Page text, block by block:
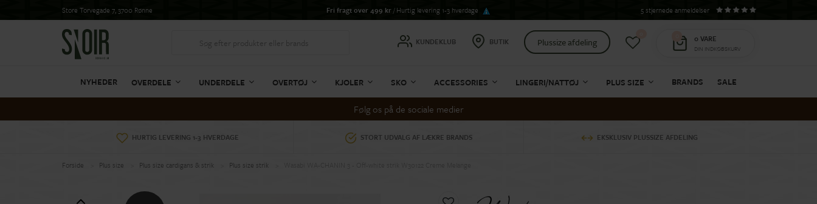
Store Torvegade 7, 3700 Rønne Fri fragt over 499 kr/ Hurtig levering 1-3 hverdage 5 stjernede anmeldelser
0 VARE
DIN INDKØBSKURV
KUNDEKLUB BUTIK Plussize afdeling
NYHEDER OVERDELE UNDERDELE OVERTØJ KJOLER SKO ACCESSORIES LINGERI/NATTØJ PLUS SIZE BRANDS SALE
Følg os på de sociale medier
HURTIG LEVERING 1-3 HVERDAGE STORT UDVALG AF LÆKRE BRANDS EKSKLUSIV PLUSSIZE AFDELING
Forside Plus size Plus size cardigans & strik Plus size strik